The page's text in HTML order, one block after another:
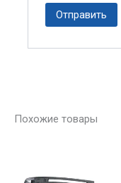
Похожие товары